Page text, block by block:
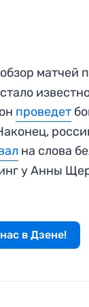
обзор матчей
проведет
на слова
у Анны
в Дзене!